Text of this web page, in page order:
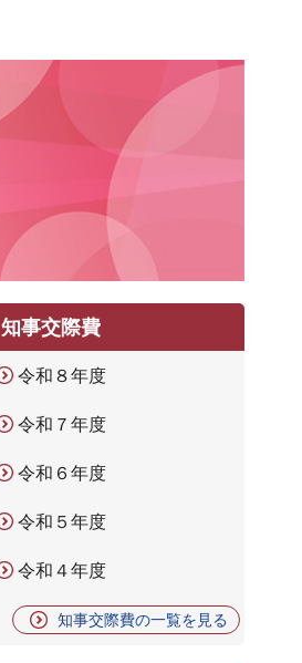
知事交際費
令和８年度
令和７年度
令和６年度
令和５年度
令和４年度
知事交際費の一覧を見る